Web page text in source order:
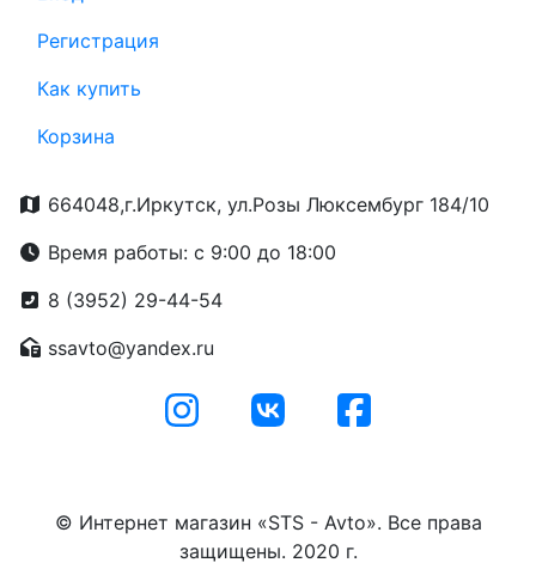
Регистрация
Как купить
Корзина
664048,г.Иркутск, ул.Розы Люксембург 184/10
Время работы: с 9:00 до 18:00
8 (3952) 29-44-54
ssavto@yandex.ru
© Интернет магазин «STS - Avto». Все права
защищены. 2020 г.